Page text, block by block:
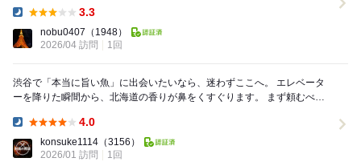
3.3
nobu0407 （1948）
2026/04 訪問
1回
渋谷で「本当に旨い魚」に出会いたいなら、迷わずここへ。ㅤ エレベータ
ーを降りた瞬間から、北海道の香りが鼻をくすぐります。ㅤ まず頼むべき
4.0
konsuke1114 （3156）
2026/01 訪問
1回